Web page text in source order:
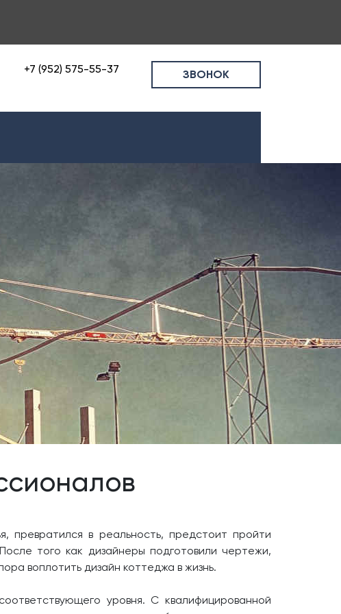
+7 (952) 575-55-37 ЗВОНОК
превратился в реальность, предстоит пройти
того как дизайнеры подготовили чертежи,
воплотить дизайн коттеджа в жизнь.
уровня. С квалифицированной